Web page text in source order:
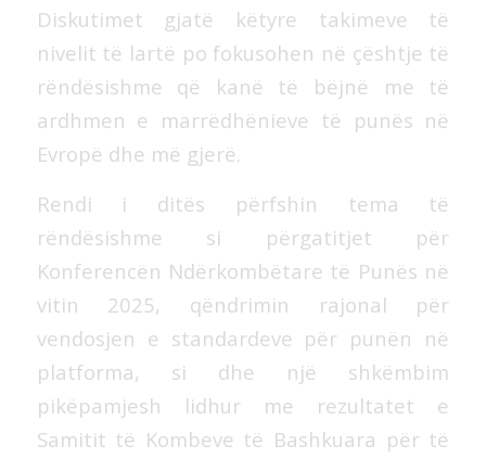
Diskutimet gjatë këtyre takimeve të
nivelit të lartë po fokusohen në çështje të
rëndësishme që kanë të bëjnë me të
ardhmen e marrëdhënieve të punës në
Evropë dhe më gjerë.
Rendi i ditës përfshin tema të
rëndësishme si përgatitjet për
Konferencën Ndërkombëtare të Punës në
vitin 2025, qëndrimin rajonal për
vendosjen e standardeve për punën në
platforma, si dhe një shkëmbim
pikëpamjesh lidhur me rezultatet e
Samitit të Kombeve të Bashkuara për të